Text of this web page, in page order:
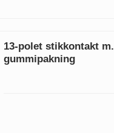
13-polet stikkontakt m.
gummipakning